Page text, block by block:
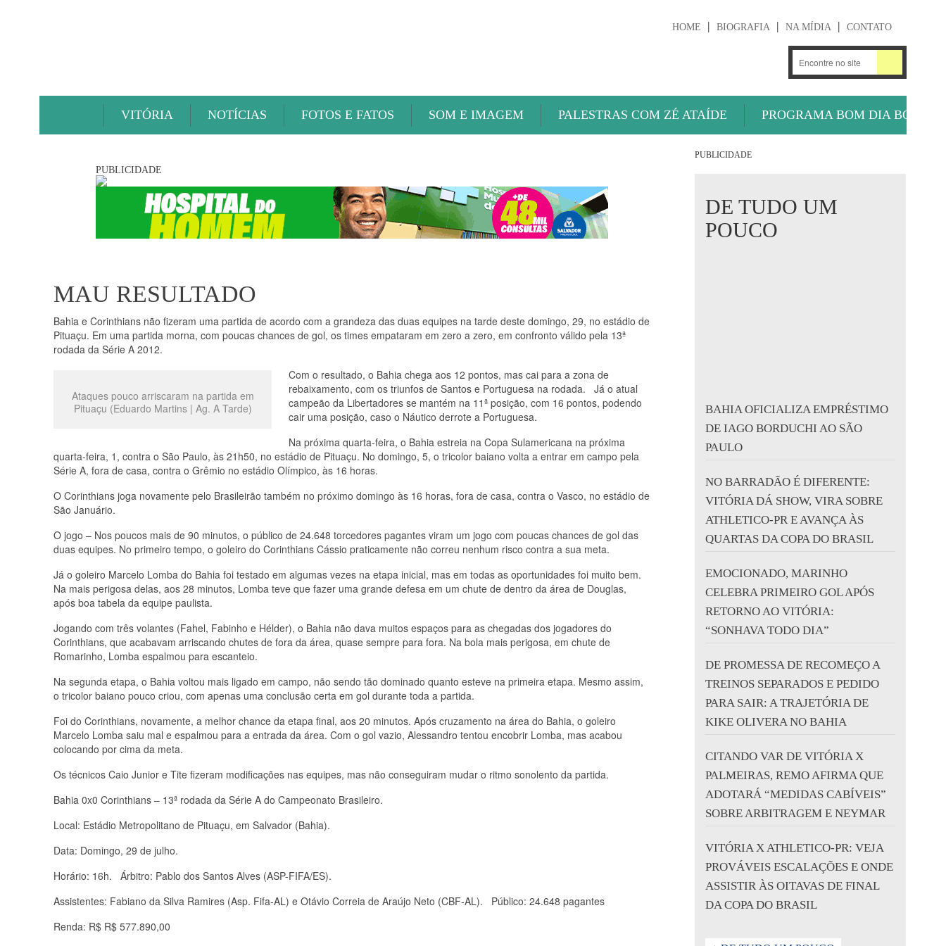
HOME BIOGRAFIA NA MÍDIA CONTATO
VITÓRIA NOTÍCIAS FOTOS E FATOS SOM E IMAGEM PALESTRAS COM ZÉ ATAÍDE PROGRAMA BOM DIA BOLA
PUBLICIDADE
MAU RESULTADO
Bahia e Corinthians não fizeram uma partida de acordo com a grandeza das duas equipes na tarde deste domingo, 29, no estádio de
Pituaçu. Em uma partida morna, com poucas chances de gol, os times empataram em zero a zero, em confronto válido pela 13ª
rodada da Série A 2012.
Ataques pouco arriscaram na partida em
Pituaçu (Eduardo Martins | Ag. A Tarde)
Com o resultado, o Bahia chega aos 12 pontos, mas cai para a zona de
rebaixamento, com os triunfos de Santos e Portuguesa na rodada. Já o atual
campeão da Libertadores se mantém na 11ª posição, com 16 pontos, podendo
cair uma posição, caso o Náutico derrote a Portuguesa.
Na próxima quarta-feira, o Bahia estreia na Copa Sulamericana na próxima
quarta-feira, 1, contra o São Paulo, às 21h50, no estádio de Pituaçu. No domingo, 5, o tricolor baiano volta a entrar em campo pela
Série A, fora de casa, contra o Grêmio no estádio Olímpico, às 16 horas.
O Corinthians joga novamente pelo Brasileirão também no próximo domingo às 16 horas, fora de casa, contra o Vasco, no estádio de
São Januário.
O jogo – Nos poucos mais de 90 minutos, o público de 24.648 torcedores pagantes viram um jogo com poucas chances de gol das
duas equipes. No primeiro tempo, o goleiro do Corinthians Cássio praticamente não correu nenhum risco contra a sua meta.
Já o goleiro Marcelo Lomba do Bahia foi testado em algumas vezes na etapa inicial, mas em todas as oportunidades foi muito bem.
Na mais perigosa delas, aos 28 minutos, Lomba teve que fazer uma grande defesa em um chute de dentro da área de Douglas,
após boa tabela da equipe paulista.
Jogando com três volantes (Fahel, Fabinho e Hélder), o Bahia não dava muitos espaços para as chegadas dos jogadores do
Corinthians, que acabavam arriscando chutes de fora da área, quase sempre para fora. Na bola mais perigosa, em chute de
Romarinho, Lomba espalmou para escanteio.
Na segunda etapa, o Bahia voltou mais ligado em campo, não sendo tão dominado quanto esteve na primeira etapa. Mesmo assim,
o tricolor baiano pouco criou, com apenas uma conclusão certa em gol durante toda a partida.
Foi do Corinthians, novamente, a melhor chance da etapa final, aos 20 minutos. Após cruzamento na área do Bahia, o goleiro
Marcelo Lomba saiu mal e espalmou para a entrada da área. Com o gol vazio, Alessandro tentou encobrir Lomba, mas acabou
colocando por cima da meta.
Os técnicos Caio Junior e Tite fizeram modificações nas equipes, mas não conseguiram mudar o ritmo sonolento da partida.
Bahia 0x0 Corinthians – 13ª rodada da Série A do Campeonato Brasileiro.
Local: Estádio Metropolitano de Pituaçu, em Salvador (Bahia).
Data: Domingo, 29 de julho.
Horário: 16h. Árbitro: Pablo dos Santos Alves (ASP-FIFA/ES).
Assistentes: Fabiano da Silva Ramires (Asp. Fifa-AL) e Otávio Correia de Araújo Neto (CBF-AL). Público: 24.648 pagantes
Renda: R$ R$ 577.890,00
PUBLICIDADE
DE TUDO UM
POUCO
BAHIA OFICIALIZA EMPRÉSTIMO
DE IAGO BORDUCHI AO SÃO
PAULO
NO BARRADÃO É DIFERENTE:
VITÓRIA DÁ SHOW, VIRA SOBRE
ATHLETICO-PR E AVANÇA ÀS
QUARTAS DA COPA DO BRASIL
EMOCIONADO, MARINHO
CELEBRA PRIMEIRO GOL APÓS
RETORNO AO VITÓRIA:
“SONHAVA TODO DIA”
DE PROMESSA DE RECOMEÇO A
TREINOS SEPARADOS E PEDIDO
PARA SAIR: A TRAJETÓRIA DE
KIKE OLIVERA NO BAHIA
CITANDO VAR DE VITÓRIA X
PALMEIRAS, REMO AFIRMA QUE
ADOTARÁ “MEDIDAS CABÍVEIS”
SOBRE ARBITRAGEM E NEYMAR
VITÓRIA X ATHLETICO-PR: VEJA
PROVÁVEIS ESCALAÇÕES E ONDE
ASSISTIR ÀS OITAVAS DE FINAL
DA COPA DO BRASIL